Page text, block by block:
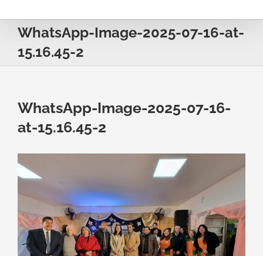
WhatsApp-Image-2025-07-16-at-
15.16.45-2
WhatsApp-Image-2025-07-16-
at-15.16.45-2